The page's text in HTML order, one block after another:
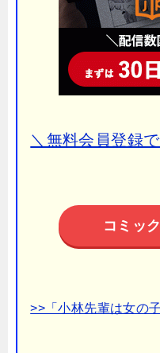
＼無料会員登録
コミッ
>>「小林先輩は女の